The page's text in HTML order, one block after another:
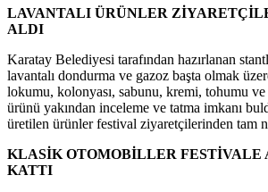
LAVANTALI ÜRÜNLER
ALDI
Karatay Belediyesi tarafından hazırlanan
lavantalı dondurma ve gazoz başta olmak
lokumu, kolonyası, sabunu, kremi, tohumu
ürünü yakından inceleme ve tatma imkanı
üretilen ürünler festival ziyaretçilerinden tam
KLASİK OTOMOBİLLER FESTİVALE
KATTI